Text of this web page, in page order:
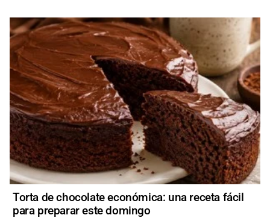
Torta de chocolate económica: una receta fácil
para preparar este domingo